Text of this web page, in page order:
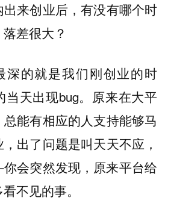
来创业后，有没有哪个时
差很大？
深的就是我们刚创业的时
当天出现bug。原来在大平
能有相应的人支持能够马
，出了问题是叫天天不应，
你会突然发现，原来平台给
不见的事。